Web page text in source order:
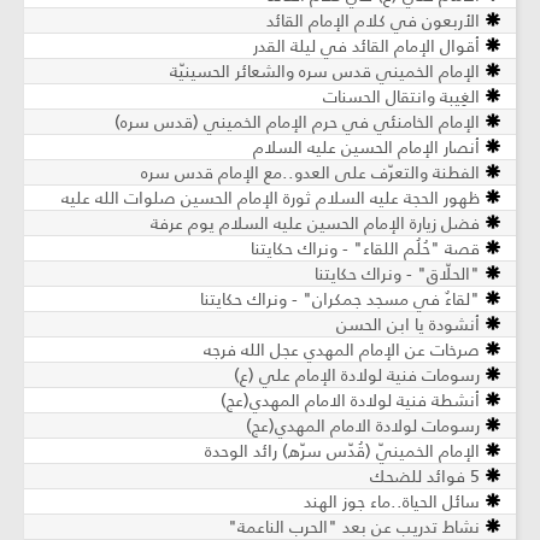
الأربعون في كلام الإمام القائد
أقوال الإمام القائد في ليلة القدر
الإمام الخميني قدس سره والشعائر الحسينيّة
الغِيبة وانتقال الحسنات
الإمام الخامنئي في حرم الإمام الخميني (قدس سره)
أنصار الإمام الحسين عليه السلام
الفطنة والتعرّف على العدو..مع الإمام قدس سره
ظهور الحجة عليه السلام ثورة الإمام الحسين صلوات الله عليه
فضل زيارة الإمام الحسين عليه السلام يوم عرفة
قصة "حُلُم اللقاء" - ونراك حكايتنا
"الحلّاق" - ونراك حكايتنا
"لقاءٌ في مسجد جمكران" - ونراك حكايتنا
أنشودة يا ابن الحسن
صرخات عن الإمام المهدي عجل الله فرجه
رسومات فنية لولادة الإمام علي (ع)
أنشطة فنية لولادة الامام المهدي(عج)
رسومات لولادة الامام المهدي(عج)
الإمام الخمينيّ (قُدّس سرّه) رائد الوحدة
5 فوائد للضحك
سائل الحياة..ماء جوز الهند
نشاط تدريب عن بعد "الحرب الناعمة"